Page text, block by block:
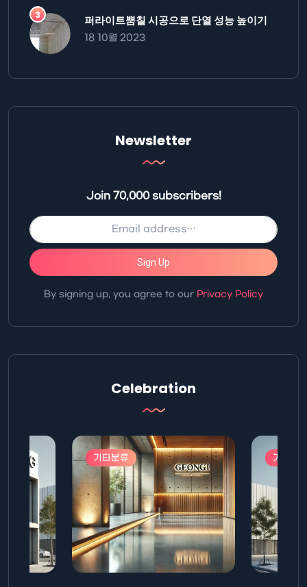
퍼라이트뿜칠 시공으로 단열 성능 높이기
18 10월 2023
Newsletter
Join 70,000 subscribers!
Sign Up
By signing up, you agree to our Privacy Policy
Celebration
기타분류 기타분